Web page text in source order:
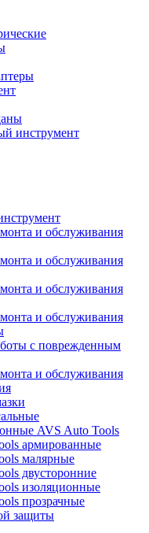
инструмент
и обслуживания
и обслуживания
и обслуживания
и обслуживания
с поврежденным
и обслуживания
AVS Auto Tools
армированные
малярные
двусторонние
изоляционные
прозрачные
защиты